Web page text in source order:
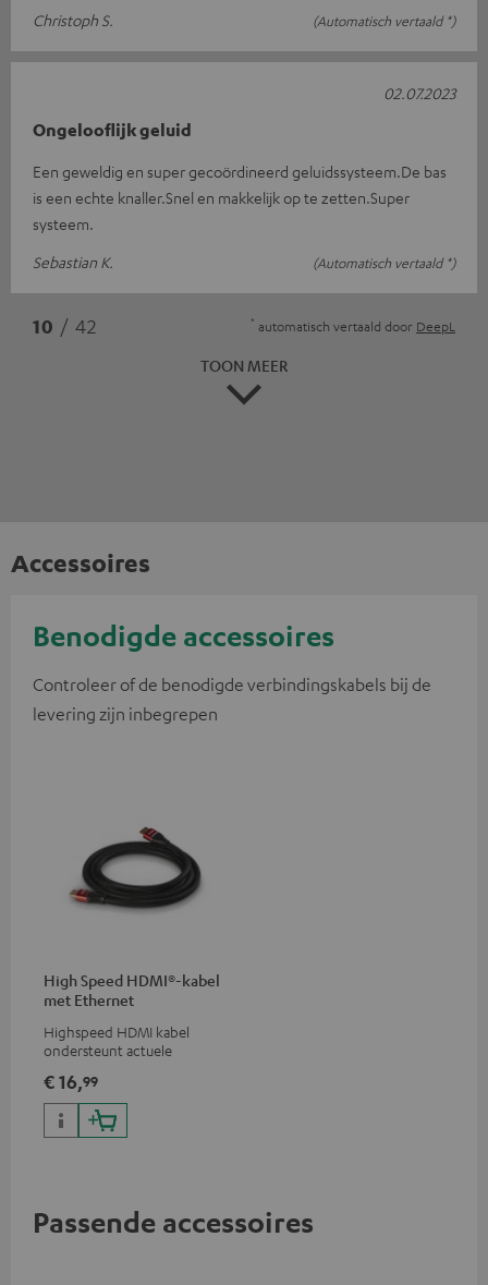
Christoph S.
(Automatisch vertaald *)
Ongelooflijk geluid
Een geweldig en super gecoördineerd geluidssysteem.De bas
is een echte knaller.Snel en makkelijk op te zetten.Super
systeem.
Sebastian K.
(Automatisch vertaald *)
02.07.2023
10 / 42 * automatisch vertaald door DeepL
TOON MEER
Accessoires
Benodigde accessoires
Controleer of de benodigde verbindingskabels bij de
levering zijn inbegrepen
High Speed HDMI®-kabel
met Ethernet
Highspeed HDMI kabel
ondersteunt actuele
4K 3D
€ 16,99
Passende accessoires